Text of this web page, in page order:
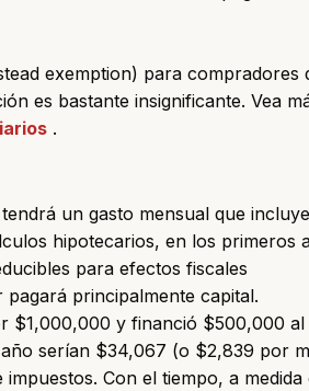
exemption) para compradores
es bastante insignificante. Vea
.
un gasto mensual que
hipotecarios, en los primeros
para efectos fiscales
principalmente capital.
$1,000,000 y financió $500,000 al
serían $34,067 (o $2,839 por
Con el tiempo, a medida